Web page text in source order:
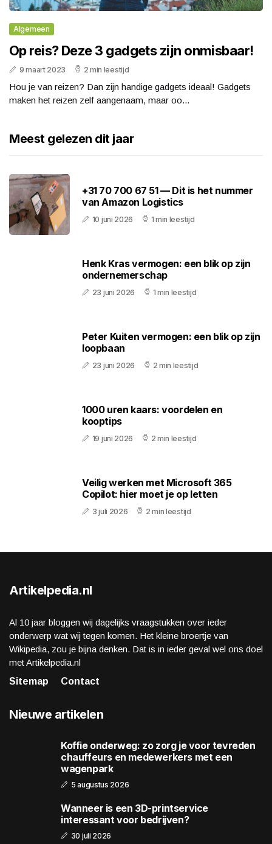
Algemeen
Op reis? Deze 3 gadgets zijn onmisbaar!
9 maart 2023 2 min leestijd
Hou je van reizen? Dan zijn handige gadgets ideaal! Gadgets
maken het reizen zelf aangenaam, maar oo...
Meest gelezen dit jaar
+31 70 700 67 51 — Dit is het nummer
van Amazon Logistics
10 juni 2026 1 min leestijd
Henk Kras vermogen: een blik op zijn
ondernemerschap
23 juni 2026 1 min leestijd
Peter Kuiten vermogen: een blik op zijn
loopbaan
23 juni 2026 2 min leestijd
1000 uren kaars: voordelen en
kooptips
19 juni 2026 2 min leestijd
Veilig werken met Microsoft 365
Copilot: hier moet je op letten
3 juli 2026 2 min leestijd
Artikelpedia.nl
Al 10 jaar bloggen wij dagelijks vraagstukken over ieder
onderwerp wat wij tegen komen. Het kleine broertje van
Wikipedia, zou je bijna denken. Dat is in ieder geval wel ons doel
met Artikelpedia.nl
Sitemap
Contact
Nieuwe artikelen
Koffie onderweg: zo zorg je voor tevreden
chauffeurs en medewerkers met een
wagenpark
5 augustus 2026
Wanneer is een 3D-printservice
interessant voor bedrijven?
30 juli 2026